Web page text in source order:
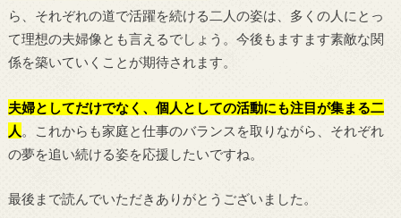
ら、それぞれの道で活躍を続ける二人の姿は、多くの人にとっ
て理想の夫婦像とも言えるでしょう。今後もますます素敵な関
係を築いていくことが期待されます。
夫婦としてだけでなく、個人としての活動にも注目が集まる二
人
。これからも家庭と仕事のバランスを取りながら、それぞれ
の夢を追い続ける姿を応援したいですね。
最後まで読んでいただきありがとうございました。